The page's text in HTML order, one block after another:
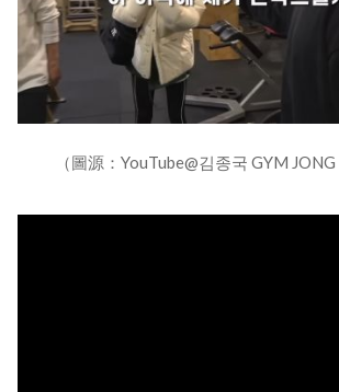
（圖源：YouTube@김종국 GYM JONG